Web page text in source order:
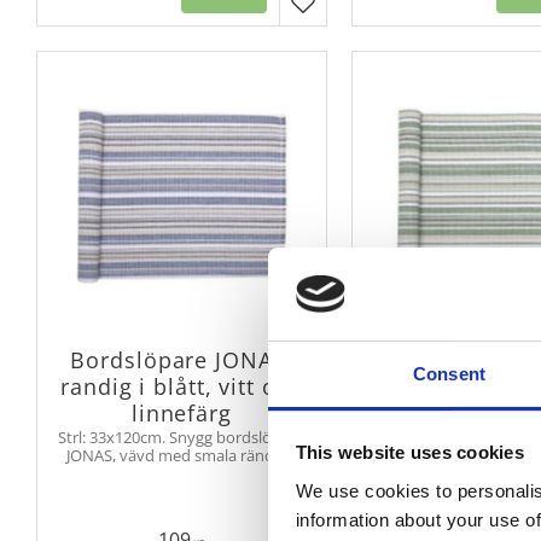
Consent
This website uses cookies
We use cookies to
information about your use
Lägg till i favoriter
Bordslöpare JONAS,
randig i blått, vitt och
linnefärg
Strl: 33x120cm. Snygg bordslöpare
JONAS, vävd med smala ränder i
Bordslöpare
randig i grönt,
JONAS, vävd med
bra till köksbordet